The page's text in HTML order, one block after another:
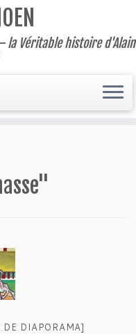
Véritable histoire d'Alain
DIAPORAMA]